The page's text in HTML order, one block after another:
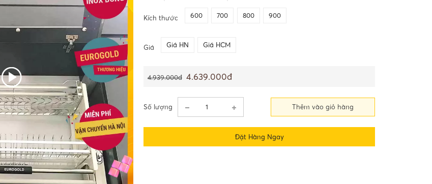
Kích thước 600 700 800 900
Giá Giá HN Giá HCM
4.939.000đ 4.639.000đ
Số lượng Thêm vào giỏ hàng
Đặt Hàng Ngay